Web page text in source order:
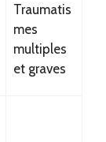
Traumatis
mes
multiples
et graves